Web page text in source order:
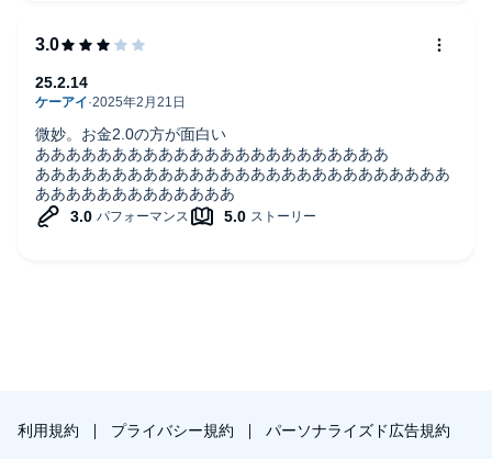
微妙。お金2.0の方が面白い
あああああああああああああああああああああああ
あああああああああああああああああああああああああああ
あああああああああああああ
25.2.14
利用規約 プライバシー規約 パーソナライズド広告規約